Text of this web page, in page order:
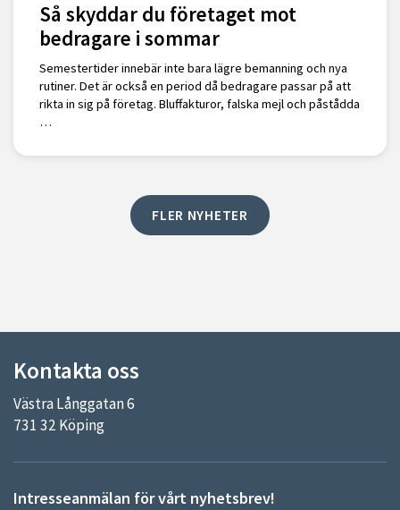
Så skyddar du företaget mot
bedragare i sommar
Semestertider innebär inte bara lägre bemanning och nya
rutiner. Det är också en period då bedragare passar på att
rikta in sig på företag. Bluffakturor, falska mejl och påstådda
…
FLER NYHETER
Kontakta oss
Västra Långgatan 6
731 32 Köping
Intresseanmälan för vårt nyhetsbrev!